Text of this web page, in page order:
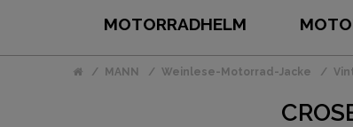
MOTORRADHELM
MANN Weinlese-Motorrad-Jacke